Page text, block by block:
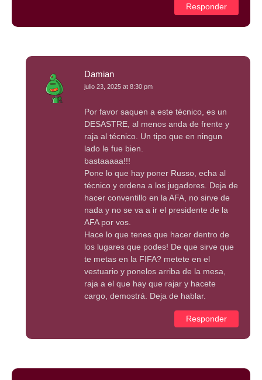
Responder
Damian
julio 23, 2025 at 8:30 pm
Por favor saquen a este técnico, es un
DESASTRE, al menos anda de frente y
raja al técnico. Un tipo que en ningun
lado le fue bien.
bastaaaaa!!!
Pone lo que hay poner Russo, echa al
técnico y ordena a los jugadores. Deja de
hacer conventillo en la AFA, no sirve de
nada y no se va a ir el presidente de la
AFA por vos.
Hace lo que tenes que hacer dentro de
los lugares que podes! De que sirve que
te metas en la FIFA? metete en el
vestuario y ponelos arriba de la mesa,
raja a el que hay que rajar y hacete
cargo, demostrá. Deja de hablar.
Responder